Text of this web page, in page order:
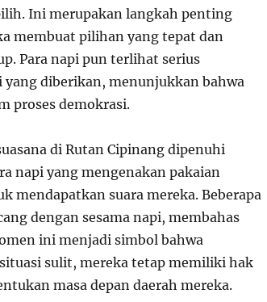
Ini merupakan langkah penting
membuat pilihan yang tepat dan
Para napi pun terlihat serius
diberikan, menunjukkan bahwa
proses demokrasi.
di Rutan Cipinang dipenuhi
napi yang mengenakan pakaian
mendapatkan suara mereka. Beberapa
dengan sesama napi, membahas
ini menjadi simbol bahwa
sulit, mereka tetap memiliki hak
masa depan daerah mereka.